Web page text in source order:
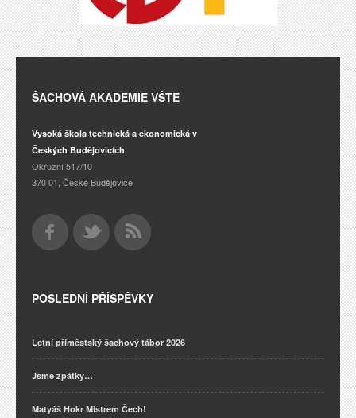
ŠACHOVÁ AKADEMIE VŠTE
Vysoká škola technická a ekonomická v
Českých Budějovicích
Okružní 517/10
370 01, České Budějovice
POSLEDNÍ PŘÍSPĚVKY
Letní příměstský šachový tábor 2026
Jsme zpátky…
Matyáš Hokr Mistrem Čech!